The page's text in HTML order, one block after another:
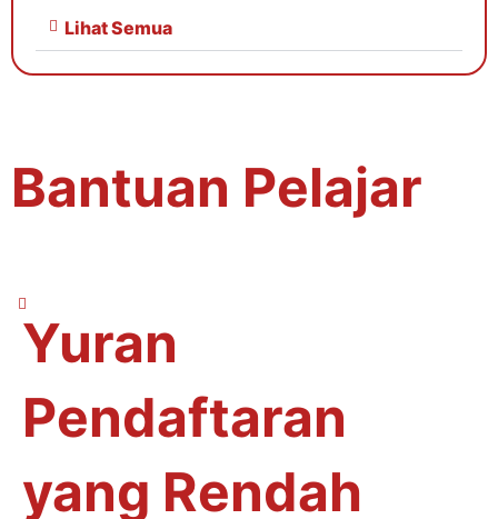
Lihat Semua
Bantuan Pelajar
Yuran
Pendaftaran
yang Rendah